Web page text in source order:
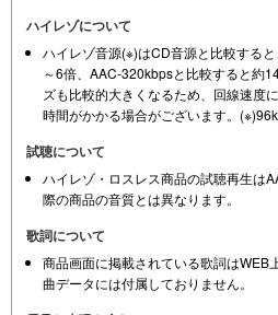
ハイレゾについて
ハイレゾ音源(※)はCD音源と比較する
～6倍、AAC-320kbpsと比較すると約
ズも比較的大きくなるため、回線速度
時間がかかる場合がございます。
試聴について
ハイレゾ・ロスレス商品の試聴再生は
際の商品の音質とは異なります。
歌詞について
商品画面に掲載されている歌詞はWEB
曲データには付属しておりません。